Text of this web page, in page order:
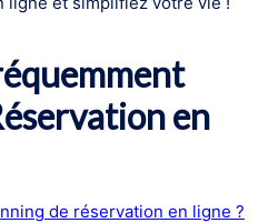
en
de réservation en ligne ?